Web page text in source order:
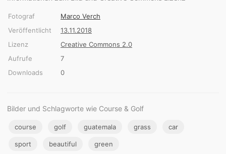
Fotograf
Marco Verch
Veröffentlicht
13.11.2018
Lizenz
Creative Commons 2.0
Aufrufe
7
Downloads
0
Bilder und Schlagworte wie Course & Golf
course golf guatemala grass car
sport beautiful green